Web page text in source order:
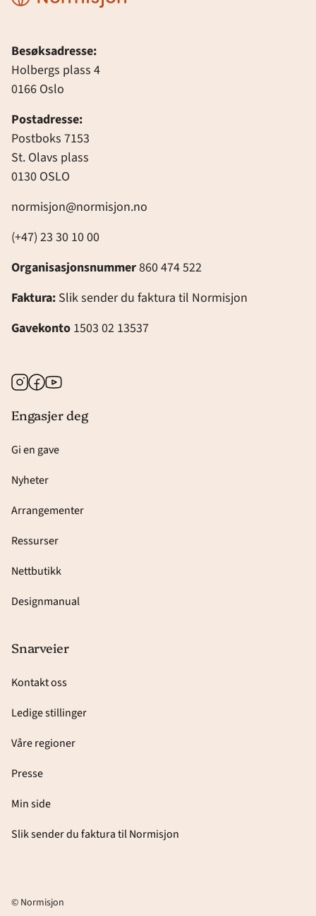
Besøksadresse:
Holbergs plass 4
0166 Oslo
Postadresse:
Postboks 7153
St. Olavs plass
0130 OSLO
normisjon@normisjon.no
(+47) 23 30 10 00
Organisasjonsnummer860 474 522
Faktura: Slik sender du faktura til Normisjon
Gavekonto 1503 02 13537
Instagram
Facebook
Youtube
Engasjer deg
Gi en gave
Nyheter
Arrangementer
Ressurser
Nettbutikk
Designmanual
Snarveier
Kontakt oss
Ledige stillinger
Våre regioner
Presse
Min side
Slik sender du faktura til Normisjon
© Normisjon